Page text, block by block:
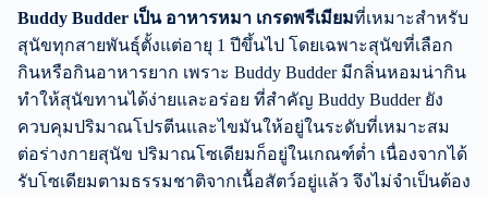
Buddy Budder เป็น อาหารหมา เกรดพรีเมียมที่เหมาะสำหรับ
สุนัขทุกสายพันธุ์ตั้งแต่อายุ 1 ปีขึ้นไป โดยเฉพาะสุนัขที่เลือก
กินหรือกินอาหารยาก เพราะ Buddy Budder มีกลิ่นหอมน่ากิน
ทำให้สุนัขทานได้ง่ายและอร่อย ที่สำคัญ Buddy Budder ยัง
ควบคุมปริมาณโปรตีนและไขมันให้อยู่ในระดับที่เหมาะสม
ต่อร่างกายสุนัข ปริมาณโซเดียมก็อยู่ในเกณฑ์ต่ำ เนื่องจากได้
รับโซเดียมตามธรรมชาติจากเนื้อสัตว์อยู่แล้ว จึงไม่จำเป็นต้อง